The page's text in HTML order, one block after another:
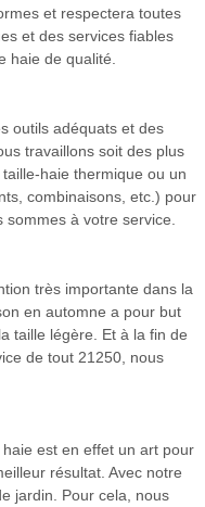
et respectera toutes
et des services fiables
haie de qualité.
outils adéquats et des
travaillons soit des plus
haie thermique ou un
combinaisons, etc.) pour
à votre service.
très importante dans la
en automne a pour but
taille légère. Et à la fin de
de tout 21250, nous
est en effet un art pour
résultat. Avec notre
jardin. Pour cela, nous